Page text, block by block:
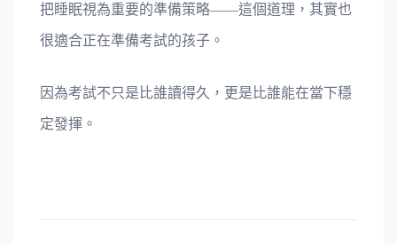
把睡眠視為重要的準備策略——這個道理，其實也
很適合正在準備考試的孩子。
因為考試不只是比誰讀得久，更是比誰能在當下穩
定發揮。